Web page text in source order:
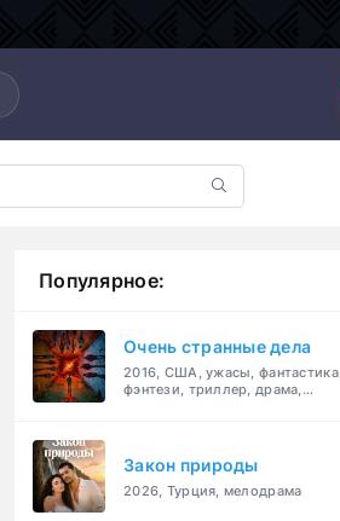
Популярное:
Очень странные дела
2016, США, ужасы, фантастика,
фэнтези, триллер, драма,
Закон природы
2026, Турция, мелодрама